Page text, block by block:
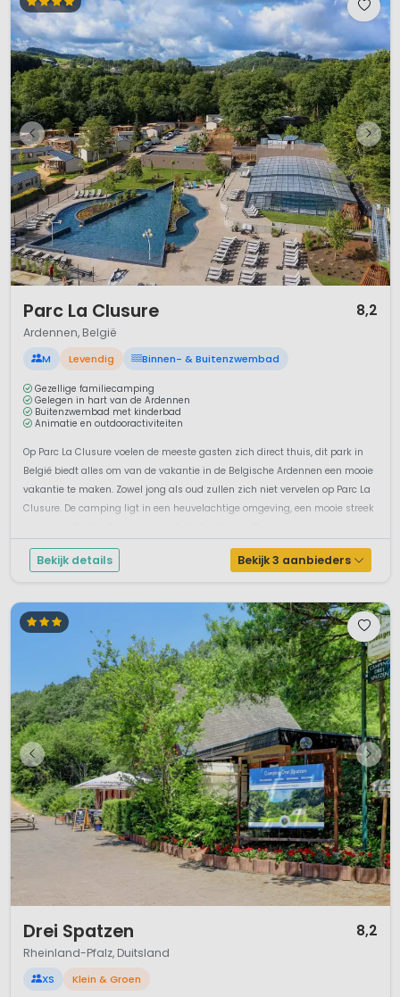
Parc La Clusure 8,2
Ardennen, België
M Levendig Binnen- & Buitenzwembad
Gezellige familiecamping
Gelegen in hart van de Ardennen
Buitenzwembad met kinderbad
Animatie en outdooractiviteiten
Op Parc La Clusure voelen de meeste gasten zich direct thuis, dit park in
België biedt alles om van de vakantie in de Belgische Ardennen een mooie
vakantie te maken. Zowel jong als oud zullen zich niet vervelen op Parc La
Clusure. De camping ligt in een heuvelachtige omgeving, een mooie streek
Bekijk details Bekijk 3 aanbieders
Drei Spatzen 8,2
Rheinland-Pfalz, Duitsland
XS Klein & Groen